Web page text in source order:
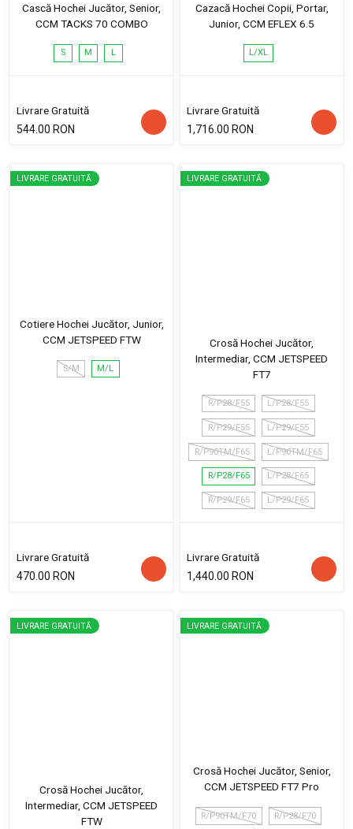
Cască Hochei Jucător, Senior,
CCM TACKS 70 COMBO
S M L
Livrare Gratuită
544.00 RON
Cazacă Hochei Copii, Portar,
Junior, CCM EFLEX 6.5
L/XL
Livrare Gratuită
1,716.00 RON
LIVRARE GRATUITĂ
Cotiere Hochei Jucător, Junior,
CCM JETSPEED FTW
S/M M/L
Livrare Gratuită
470.00 RON
LIVRARE GRATUITĂ
Crosă Hochei Jucător,
Intermediar, CCM JETSPEED
FT7
R/P28/F55 L/P28/F55
R/P29/F55 L/P29/F55
R/P90TM/F65 L/P90TM/F65
R/P28/F65 L/P28/F65
R/P29/F65 L/P29/F65
Livrare Gratuită
1,440.00 RON
LIVRARE GRATUITĂ
Crosă Hochei Jucător,
Intermediar, CCM JETSPEED
FTW
LIVRARE GRATUITĂ
Crosă Hochei Jucător, Senior,
CCM JETSPEED FT7 Pro
R/P90TM/F70 R/P28/F70